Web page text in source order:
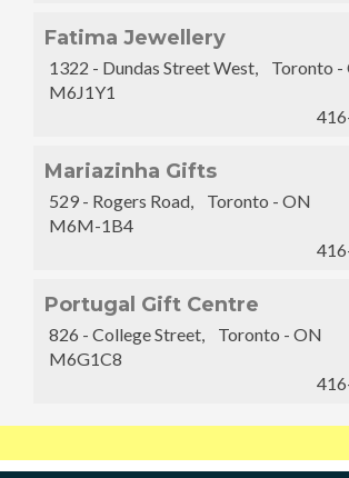
Fatima Jewellery
1322 - Dundas Street West, Toronto -
M6J1Y1
Mariazinha Gifts
529 - Rogers Road, Toronto - ON
M6M-1B4
Portugal Gift Centre
826 - College Street, Toronto - ON
M6G1C8